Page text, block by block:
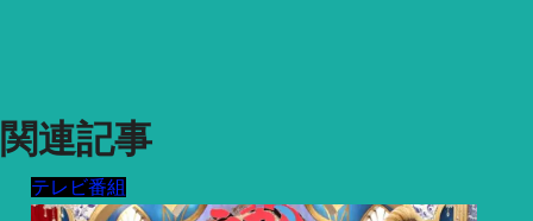
関連記事
テレビ番組